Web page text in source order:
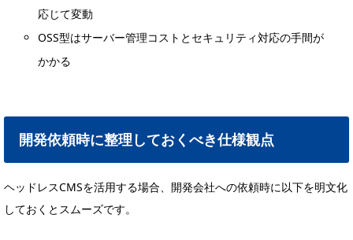
応じて変動
OSS型はサーバー管理コストとセキュリティ対応の手間が
かかる
開発依頼時に整理しておくべき仕様観点
ヘッドレスCMSを活用する場合、開発会社への依頼時に以下を明文化
しておくとスムーズです。